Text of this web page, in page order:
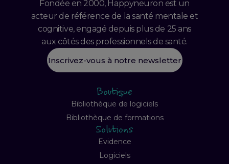
Fondée en 2000, Happyneuron est un
acteur de référence de la santé mentale et
cognitive, engagé depuis plus de 25 ans
aux côtés des professionnels de santé.
Inscrivez-vous à notre newsletter
Boutique
Bibliothèque de logiciels
Bibliothèque de formations
Solutions
Evidence
Logiciels